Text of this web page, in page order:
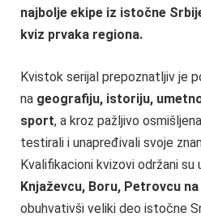
najbolje ekipe iz istočne
kviz prvaka regiona.
Kvistok serijal prepoznatljiv je
na geografiju, istoriju,
sport, a kroz pažljivo
testirali i unapređivali svoje
Kvalifikacioni kvizovi održani su
Knjaževcu, Boru, Petrovcu
obuhvativši veliki deo istočne